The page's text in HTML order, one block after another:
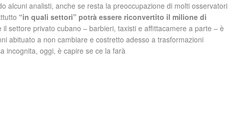
alcuni analisti, anche se resta la preoccupazione di molti osservatori
“in quali settori” potrà essere riconvertito il milione di
il settore privato cubano – barbieri, taxisti e affittacamere a parte – è
abituato a non cambiare e costretto adesso a trasformazioni
incognita, oggi, è capire se ce la farà